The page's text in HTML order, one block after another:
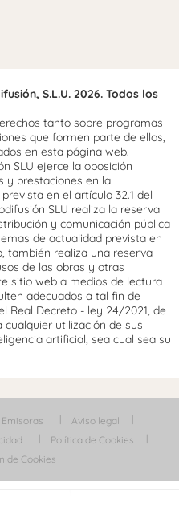
S.L.U. 2026. Todos los
tanto sobre programas
que formen parte de ellos,
en esta página web.
SLU ejerce la oposición
y prestaciones en la
en el artículo 32.1 del
SLU realiza la reserva
y comunicación pública
de actualidad prevista en
también realiza una reserva
de las obras y otras
sitio web a medios de lectura
adecuados a tal fin de
Real Decreto - ley 24/2021, de
utilización de sus
artificial, sea cual sea su
Emisoras
Aviso legal
Política de Cookies
de Cookies